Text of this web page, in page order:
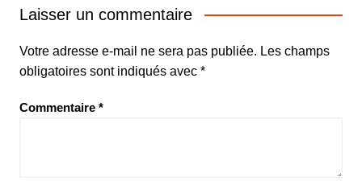
Laisser un commentaire
Votre adresse e-mail ne sera pas publiée. Les champs
obligatoires sont indiqués avec *
Commentaire *